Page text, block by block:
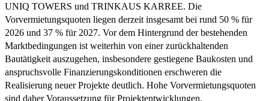
UNIQ TOWERS und TRINKAUS KARREE. Die
Vorvermietungsquoten liegen derzeit insgesamt bei rund 50 % für
2026 und 37 % für 2027. Vor dem Hintergrund der bestehenden
Marktbedingungen ist weiterhin von einer zurückhaltenden
Bautätigkeit auszugehen, insbesondere gestiegene Baukosten und
anspruchsvolle Finanzierungskonditionen erschweren die
Realisierung neuer Projekte deutlich. Hohe Vorvermietungsquoten
sind daher Voraussetzung für Projektentwicklungen.